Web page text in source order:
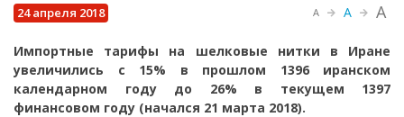
24 апреля 2018 A A A
Импортные тарифы на шелковые нитки в Иране
увеличились с 15% в прошлом 1396 иранском
календарном году до 26% в текущем 1397
финансовом году (начался 21 марта 2018).